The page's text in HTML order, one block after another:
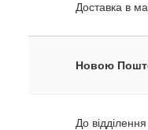
Доставка в
Новою
До відділення